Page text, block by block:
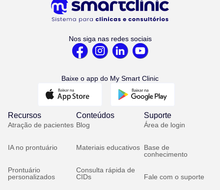
Nos siga nas redes sociais
Baixe o app do My Smart Clinic
Recursos
Atração de pacientes
IA no prontuário
Prontuário
personalizados
Conteúdos
Blog
Materiais educativos
Consulta rápida de
CIDs
Suporte
Área de login
Base de
conhecimento
Fale com o suporte